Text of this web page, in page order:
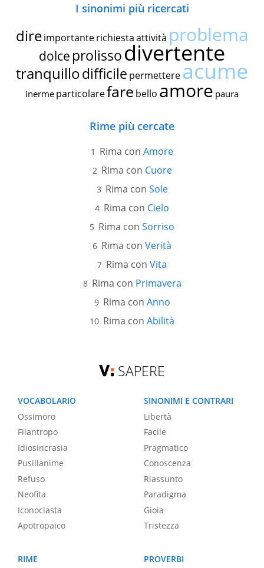
I sinonimi più ricercati
dire importante richiestaattività problema
dolce prolissodivertente
tranquillodifficile permettereacume
inerme particolarefare bello amore paura
Rime più cercate
Rima con Amore
Rima con Cuore
Rima con Sole
Rima con Cielo
Rima con Sorriso
Rima con Verità
Rima con Vita
Rima con Primavera
Rima con Anno
Rima con Abilità
SAPERE
VOCABOLARIO
Ossimoro
Filantropo
Idiosincrasia
Pusillanime
Refuso
Neofita
Iconoclasta
Apotropaico
SINONIMI E CONTRARI
Libertà
Facile
Pragmatico
Conoscenza
Riassunto
Paradigma
Gioia
Tristezza
RIME
PROVERBI